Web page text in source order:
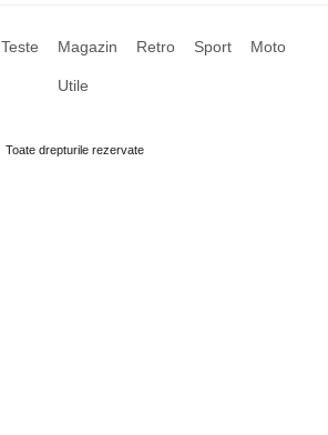
Teste Magazin Retro Sport Moto
Utile
Toate drepturile rezervate